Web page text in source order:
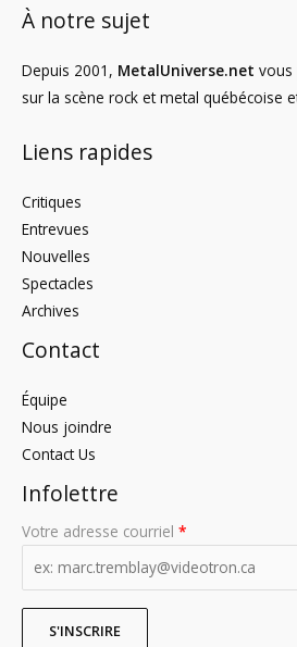
À notre sujet
Depuis 2001, MetalUniverse.net vous
sur la scène rock et metal québécoise
Liens rapides
Critiques
Entrevues
Nouvelles
Spectacles
Archives
Contact
Équipe
Nous joindre
Contact Us
Infolettre
Votre adresse courriel *